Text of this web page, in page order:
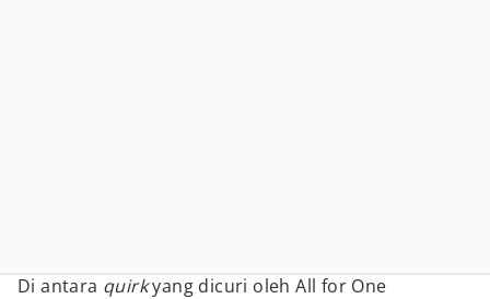
Di antara quirkyang dicuri oleh All for One